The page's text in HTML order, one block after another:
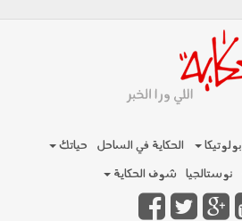
بولوتيكا الحكاية في الساحل
حياتك
نوستالجيا شوف الحكاية